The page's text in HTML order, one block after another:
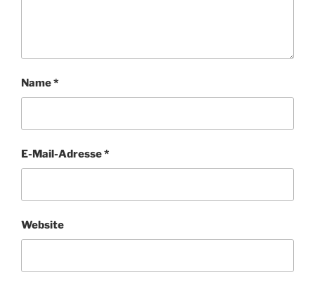
Name*
E-Mail-Adresse*
Website